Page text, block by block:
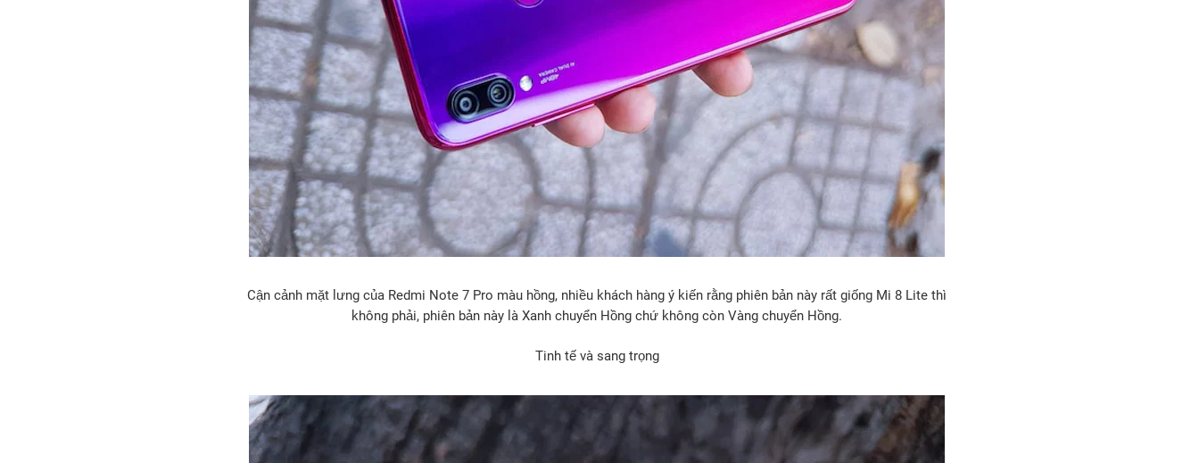
Cận cảnh mặt lưng của Redmi Note 7 Pro màu hồng, nhiều khách hàng ý kiến rằng phiên bản này rất giống Mi 8 Lite thì
không phải, phiên bản này là Xanh chuyển Hồng chứ không còn Vàng chuyển Hồng.
Tinh tế và sang trọng